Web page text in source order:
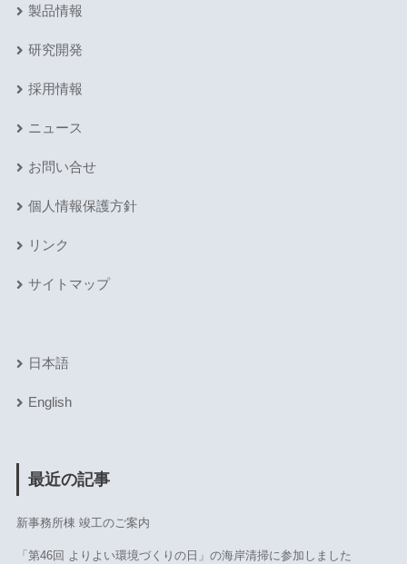
製品情報
研究開発
採用情報
ニュース
お問い合せ
個人情報保護方針
リンク
サイトマップ
日本語
English
最近の記事
新事務所棟 竣工のご案内
「第46回 よりよい環境づくりの日」の海岸清掃に参加しました